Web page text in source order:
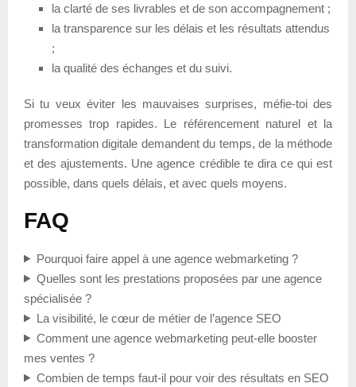
la clarté de ses livrables et de son accompagnement ;
la transparence sur les délais et les résultats attendus
;
la qualité des échanges et du suivi.
Si tu veux éviter les mauvaises surprises, méfie-toi des
promesses trop rapides. Le référencement naturel et la
transformation digitale demandent du temps, de la méthode
et des ajustements. Une agence crédible te dira ce qui est
possible, dans quels délais, et avec quels moyens.
FAQ
Pourquoi faire appel à une agence webmarketing ?
Quelles sont les prestations proposées par une agence
spécialisée ?
La visibilité, le cœur de métier de l’agence SEO
Comment une agence webmarketing peut-elle booster
mes ventes ?
Combien de temps faut-il pour voir des résultats en SEO